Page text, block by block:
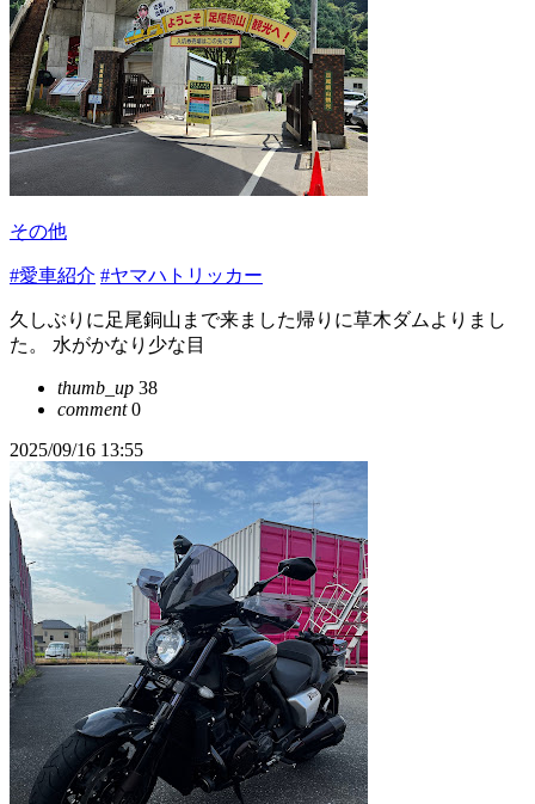
その他
#愛車紹介 #ヤマハトリッカー
久しぶりに足尾銅山まで来ました帰りに草木ダムよりまし
た。 水がかなり少な目
thumb_up 38
comment0
2025/09/16 13:55